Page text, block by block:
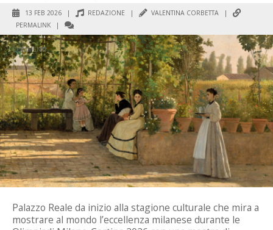
13 FEB 2026 | REDAZIONE | VALENTINA CORBETTA
|
PERMALINK
|
COMMENTI
Palazzo Reale da inizio alla stagione culturale che mira a
mostrare al mondo l’eccellenza milanese durante le